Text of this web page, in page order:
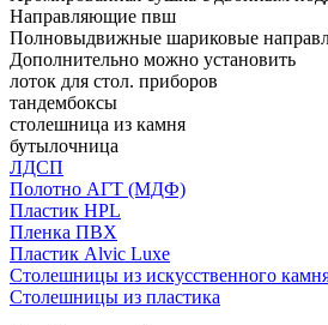
Направляющие пвш
Полновыдвижные шариковые
Дополнительно можно установить
лоток для стол. приборов
тандембоксы
столешница из камня
бутылочница
ЛДСП
Полотно АГТ (МДФ)
Пластик HPL
Пленка ПВХ
Пластик Alvic Luxe
Столешницы из искусственного
Столешницы из пластика